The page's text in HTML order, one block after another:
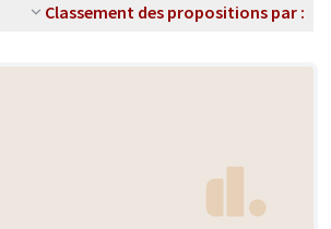
Classement des propositions par :